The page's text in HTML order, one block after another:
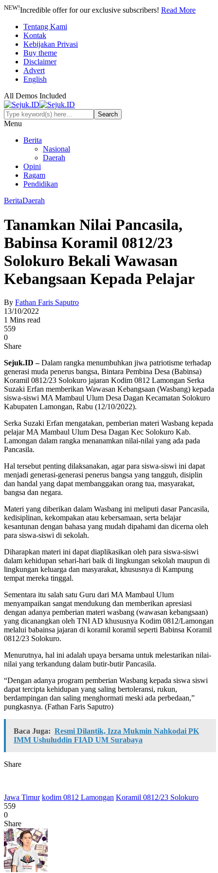
NEW!Incredible offer for our exclusive subscribers! Read More
Tentang Kami
Kontak
Kebijakan Privasi
Buy theme
Disclaimer
Advert
English
All Demos Included
Menu
Berita
Nasional
Daerah
Opini
Ragam
Pendidikan
BeritaDaerah
Tanamkan Nilai Pancasila,
Babinsa Koramil 0812/23
Solokuro Bekali Wawasan
Kebangsaan Kepada Pelajar
By Fathan Faris Saputro
13/10/2022
1 Mins read
559
0
Share
Sejuk.ID –Dalam rangka menumbuhkan jiwa patriotisme terhadap
generasi muda penerus bangsa, Bintara Pembina Desa (Babinsa)
Koramil 0812/23 Solokuro jajaran Kodim 0812 Lamongan Serka
Suzaki Erfan memberikan Wawasan Kebangsaan (Wasbang) kepada
siswa-siswi MA Mambaul Ulum Desa Dagan Kecamatan Solokuro
Kabupaten Lamongan, Rabu (12/10/2022).
Serka Suzaki Erfan mengatakan, pemberian materi Wasbang kepada
pelajar MA Mambaul Ulum Desa Dagan Kec Solokuro Kab.
Lamongan dalam rangka menanamkan nilai-nilai yang ada pada
Pancasila.
Hal tersebut penting dilaksanakan, agar para siswa-siswi ini dapat
menjadi generasi-generasi penerus bangsa yang tangguh, disiplin
dan handal yang dapat membanggakan orang tua, masyarakat,
bangsa dan negara.
Materi yang diberikan dalam Wasbang ini meliputi dasar Pancasila,
kedisiplinan, kekompakan atau kebersamaan, serta belajar
kesantunan dengan bahasa yang mudah dipahami dan dicerna oleh
para siswa-siswi di sekolah.
Diharapkan materi ini dapat diaplikasikan oleh para siswa-siswi
dalam kehidupan sehari-hari baik di lingkungan sekolah maupun di
lingkungan keluarga dan masyarakat, khususnya di Kampung
tempat mereka tinggal.
Sementara itu salah satu Guru dari MA Mambaul Ulum
menyampaikan sangat mendukung dan memberikan apresiasi
dengan adanya pemberian materi wasbang (wawasan kebangsaan)
yang dicanangkan oleh TNI AD khususnya Kodim 0812/Lamongan
melalui babainsa jajaran di koramil koramil seperti Babinsa Koramil
0812/23 Solokuro.
Menurutnya, hal ini adalah upaya bersama untuk melestarikan nilai-
nilai yang terkandung dalam butir-butir Pancasila.
“Dengan adanya program pemberian Wasbang kepada siswa siswi
dapat tercipta kehidupan yang saling bertoleransi, rukun,
berdampingan dan saling menghormati meski ada perbedaan,”
pungkasnya. (Fathan Faris Saputro)
Baca Juga: Resmi Dilantik, Izza Mukmin Nahkodai PK
IMM Ushuluddin FIAD UM Surabaya
Share
Jawa Timur kodim 0812 Lamongan Koramil 0812/23 Solokuro
559
0
Share